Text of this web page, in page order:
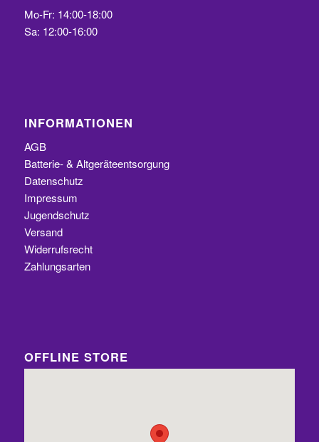
Mo-Fr: 14:00-18:00
Sa: 12:00-16:00
INFORMATIONEN
AGB
Batterie- & Altgeräteentsorgung
Datenschutz
Impressum
Jugendschutz
Versand
Widerrufsrecht
Zahlungsarten
OFFLINE STORE